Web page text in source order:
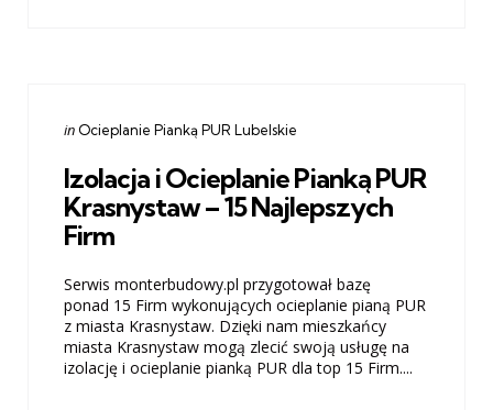
Categories
Posted
in Ocieplanie Pianką PUR Lubelskie
Izolacja i Ocieplanie Pianką PUR
Krasnystaw – 15 Najlepszych
Firm
Serwis monterbudowy.pl przygotował bazę
ponad 15 Firm wykonujących ocieplanie pianą PUR
z miasta Krasnystaw. Dzięki nam mieszkańcy
miasta Krasnystaw mogą zlecić swoją usługę na
izolację i ocieplanie pianką PUR dla top 15 Firm....